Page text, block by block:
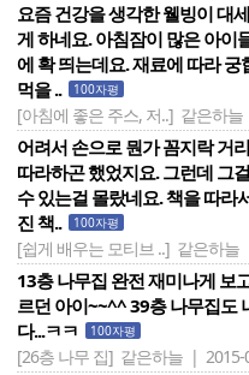
요즘 건강을 생각한 웰빙이 대
게 하네요. 아침잠이 많은 아이
에 확 띄는데요. 재료에 따라
먹을 ..
100자평
[아침에 좋은 주스, 저..] 같은하
어려서 손으로 뭔가 꼼지락 거
따라하곤 했었지요. 그런데 그
수 있는걸 몰랐네요. 책을 따라
진 책..
100자평
[쉽게 배우는 모티브 ..] 같은하늘
13층 나무집 완전 재미나게 보
르던 아이~~^^ 39층 나무집도
다...ㅋㅋ
100자평
[26층 나무 집] 같은하늘 | 2015-